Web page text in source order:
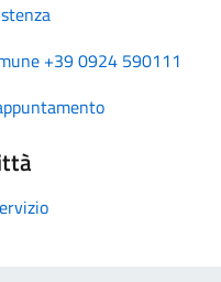
+39 0924 590111